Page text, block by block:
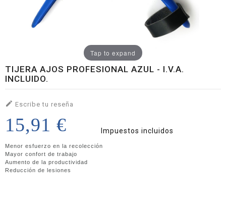
Tap to expand
TIJERA AJOS PROFESIONAL AZUL - I.V.A.
INCLUIDO.
 Escribe tu reseña
15,91 € Impuestos incluidos
Menor esfuerzo en la recolección
Mayor confort de trabajo
Aumento de la productividad
Reducción de lesiones